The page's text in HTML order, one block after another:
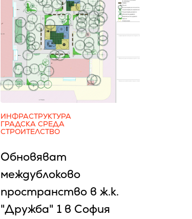
ИНФРАСТРУКТУРА
ГРАДСКА СРЕДА
СТРОИТЕЛСТВО
Обновяват
междублоково
пространство в ж.к.
"Дружба" 1 в София